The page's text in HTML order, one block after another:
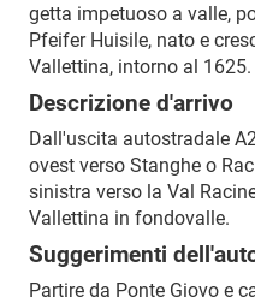
getta impetuoso a valle,
Pfeifer Huisile, nato e
Vallettina, intorno al 1625.
Descrizione d'arrivo
Dall'uscita autostradale
ovest verso Stanghe o
sinistra verso la Val
Vallettina in fondovalle.
Suggerimenti
Partire da Ponte Giovo e